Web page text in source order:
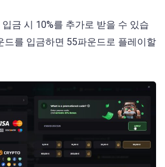
금 시 10%를 추가로 받을 수 있습
드를 입금하면 55파운드로 플레이할